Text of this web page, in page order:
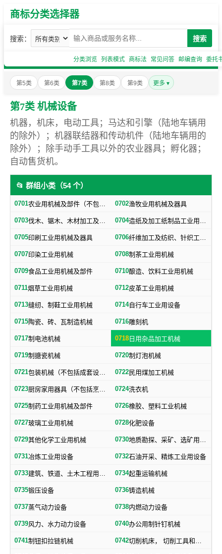
商标分类选择器
搜索： 搜索
分类浏览 列表模式 商标法 常见问答 邮编查询 委托
第5类 第6类 第7类 第8类 第9类 更多 ▾
第7类 机械设备
机器，机床，电动工具；马达和引擎（陆地车辆用
的除外）；机器联结器和传动机件（陆地车辆用的
除外）；除手动手工具以外的农业器具；孵化器；
自动售货机。
📂 群组小类（54 个）
0701 农业用机械及部件（不包括小农具） 0702渔牧业用机械及器具
0703 伐木、锯木、木材加工及火柴生产用机械及器具 0704 造纸及加工纸制品工业用机械及器具
0705印刷工业用机械及器具 0706 纤维加工及纺织、针织工业用机械及部件
0707印染工业用机械 0708制茶工业用机械
0709食品工业用机械及部件 0710酿造、饮料工业用机械
0711烟草工业用机械 0712皮革工业用机械
0713缝纫、制鞋工业用机械 0714自行车工业用设备
0715陶瓷、砖、瓦制造机械 0716雕刻机
0717制电池机械 0718 日用杂品加工机械
0719制搪瓷机械 0720制灯泡机械
0721 包装机械（不包括成套设备专用包装机械） 0722民用煤加工机械
0723 厨房家用器具（不包括烹调、电气加热设备及厨房手工具） 0724洗衣机
0725制药工业用机械及部件 0726橡胶、塑料工业机械
0727玻璃工业用机械 0728化肥设备
0729其他化学工业用机械 0730 地质勘探、采矿、选矿用机械
0731冶炼工业用设备 0732石油开采、精炼工业用设备
0733 建筑、铁道、土木工程用机械 0734起重运输机械
0735锻压设备 0736铸造机械
0737蒸气动力设备 0738内燃动力设备
0739风力、水力动力设备 0740办公用制针钉机械
0741制钮扣拉链机械 0742 切削机床， 切削工具和其他金属加工机械